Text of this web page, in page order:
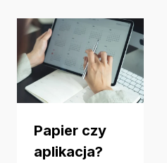
Papier czy
aplikacja?